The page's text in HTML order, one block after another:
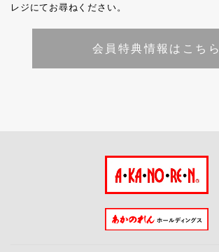
レジにてお尋ねください。
会員特典情報はこちら